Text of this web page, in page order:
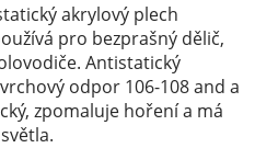
akrylový plech
pro bezprašný dělič,
Antistatický
odpor 106-108 and a
zpomaluje hoření a má